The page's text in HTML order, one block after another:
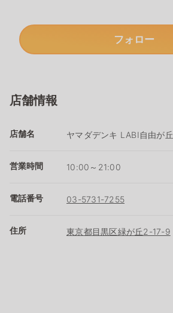
フォロー
店舗情報
店舗名 ヤマダデンキ LABI自由が丘
営業時間 10:00～21:00
電話番号 03-5731-7255
住所 東京都目黒区緑が丘2-17-9